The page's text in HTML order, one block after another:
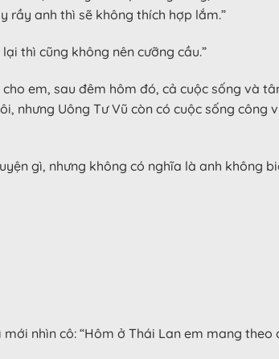
rầy anh thì sẽ không thích hợp lắm.”
thì cũng không nên cưỡng cầu.”
em, sau đêm hôm đó, cả cuộc sống và
nhưng Uông Tư Vũ còn có cuộc sống công
gì, nhưng không có nghĩa là anh không
nhìn cô: “Hôm ở Thái Lan em mang theo